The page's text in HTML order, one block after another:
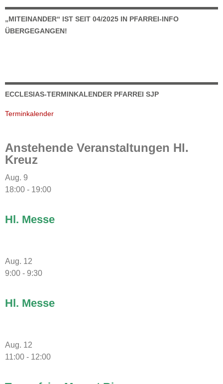
„MITEINANDER“ IST SEIT 04/2025 IN PFARREI-INFO
ÜBERGEGANGEN!
ECCLESIAS-TERMINKALENDER PFARREI SJP
Terminkalender
Anstehende Veranstaltungen Hl.
Kreuz
Aug. 9
18:00 - 19:00
Hl. Messe
Aug. 12
9:00 - 9:30
Hl. Messe
Aug. 12
11:00 - 12:00